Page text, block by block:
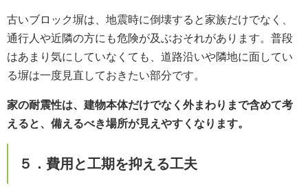
古いブロック塀は、地震時に倒壊すると家族だけでなく、
通行人や近隣の方にも危険が及ぶおそれがあります。普段
はあまり気にしていなくても、道路沿いや隣地に面してい
る塀は一度見直しておきたい部分です。
家の耐震性は、建物本体だけでなく外まわりまで含めて考
えると、備えるべき場所が見えやすくなります。
５．費用と工期を抑える工夫